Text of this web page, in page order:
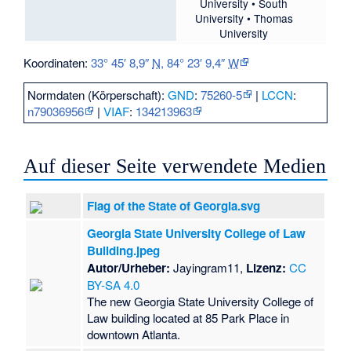
University• Thomas
University
Koordinaten:33° 45′ 8,9″ N,84° 23′ 9,4″W
Normdaten (Körperschaft):GND:75260-5 | LCCN:
n79036956
|VIAF: 134213963
Auf dieser Seite verwendete Medien
Flag of the State of Georgia.svg
Georgia State University College of Law
Building.jpeg
Autor/Urheber: Jayingram11, Lizenz: CC
BY-SA 4.0
The new Georgia State University College of
Law building located at 85 Park Place in
downtown Atlanta.